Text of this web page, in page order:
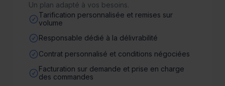
Un plan adapté à vos besoins.
Tarification personnalisée et remises sur
volume
Responsable dédié à la délivrabilité
Contrat personnalisé et conditions négociées
Facturation sur demande et prise en charge
des commandes